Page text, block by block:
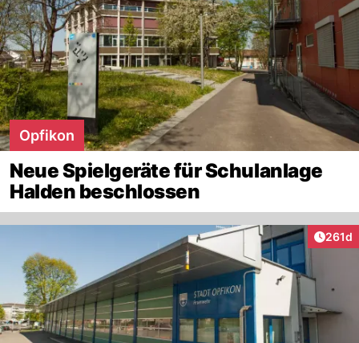
Opfikon
Neue Spielgeräte für Schulanlage
Halden beschlossen
261d